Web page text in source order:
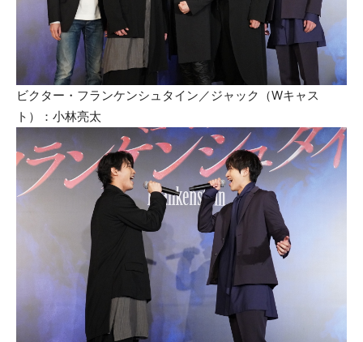
ビクター・フランケンシュタイン／ジャック（Wキャス
ト）：小林亮太